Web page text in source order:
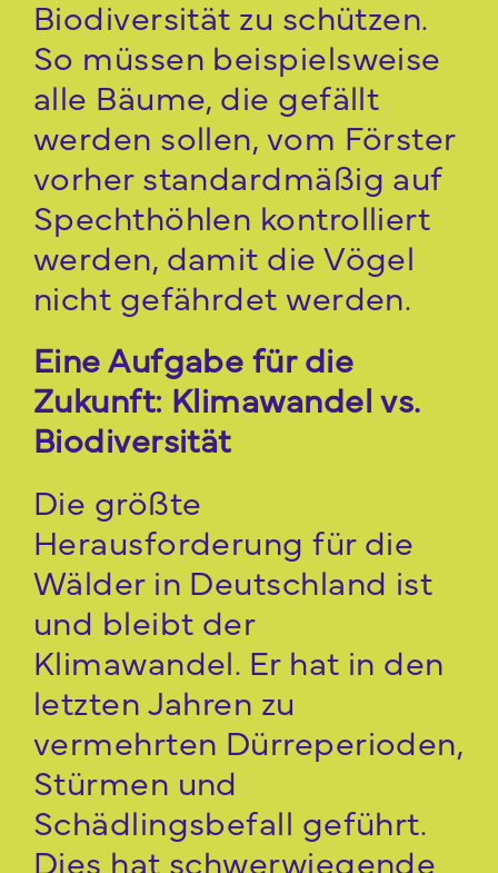
Biodiversität zu schützen.
So müssen beispielsweise
alle Bäume, die gefällt
werden sollen, vom Förster
vorher standardmäßig auf
Spechthöhlen kontrolliert
werden, damit die Vögel
nicht gefährdet werden.
Eine Aufgabe für die
Zukunft: Klimawandel vs.
Biodiversität
Die größte
Herausforderung für die
Wälder in Deutschland ist
und bleibt der
Klimawandel. Er hat in den
letzten Jahren zu
vermehrten Dürreperioden,
Stürmen und
Schädlingsbefall geführt.
Dies hat schwerwiegende